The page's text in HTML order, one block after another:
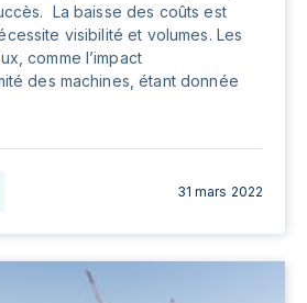
La baisse des coûts est
visibilité et volumes. Les
comme l’impact
des machines, étant donnée
31 mars 2022